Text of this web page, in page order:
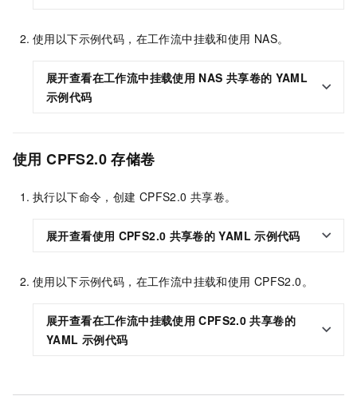
使用以下示例代码，在工作流中挂载和使用 NAS。
展开查看在工作流中挂载使用 NAS 共享卷的 YAML
示例代码
使用 CPFS2.0 存储卷
执行以下命令，创建 CPFS2.0 共享卷。
展开查看使用 CPFS2.0 共享卷的 YAML 示例代码
使用以下示例代码，在工作流中挂载和使用 CPFS2.0。
展开查看在工作流中挂载使用 CPFS2.0 共享卷的
YAML 示例代码